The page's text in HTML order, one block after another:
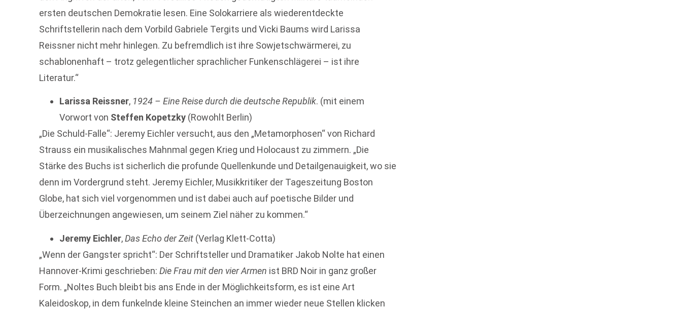
ersten deutschen Demokratie lesen. Eine Solokarriere als wiederentdeckte
Schriftstellerin nach dem Vorbild Gabriele Tergits und Vicki Baums wird Larissa
Reissner nicht mehr hinlegen. Zu befremdlich ist ihre Sowjetschwärmerei, zu
schablonenhaft – trotz gelegentlicher sprachlicher Funkenschlägerei – ist ihre
Literatur.“
Larissa Reissner, 1924 – Eine Reise durch die deutsche Republik. (mit einem
Vorwort von Steffen Kopetzky (Rowohlt Berlin)
„Die Schuld-Falle“: Jeremy Eichler versucht, aus den „Metamorphosen“ von Richard
Strauss ein musikalisches Mahnmal gegen Krieg und Holocaust zu zimmern. „Die
Stärke des Buchs ist sicherlich die profunde Quellenkunde und Detailgenauigkeit, wo sie
denn im Vordergrund steht. Jeremy Eichler, Musikkritiker der Tageszeitung Boston
Globe, hat sich viel vorgenommen und ist dabei auch auf poetische Bilder und
Überzeichnungen angewiesen, um seinem Ziel näher zu kommen.“
Jeremy Eichler,Das Echo der Zeit (Verlag Klett-Cotta)
„Wenn der Gangster spricht“: Der Schriftsteller und Dramatiker Jakob Nolte hat einen
Hannover-Krimi geschrieben:Die Frau mit den vier Armen ist BRD Noir in ganz großer
Form. „Noltes Buch bleibt bis ans Ende in der Möglichkeitsform, es ist eine Art
Kaleidoskop, in dem funkelnde kleine Steinchen an immer wieder neue Stellen klicken